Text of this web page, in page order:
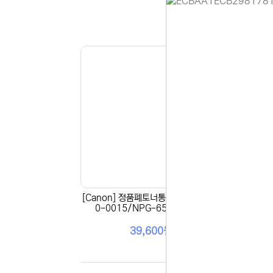
[Canon] 정품폐토너통 WT-201(FM
0-0015/NPG-65,NPG-66)
39,600원